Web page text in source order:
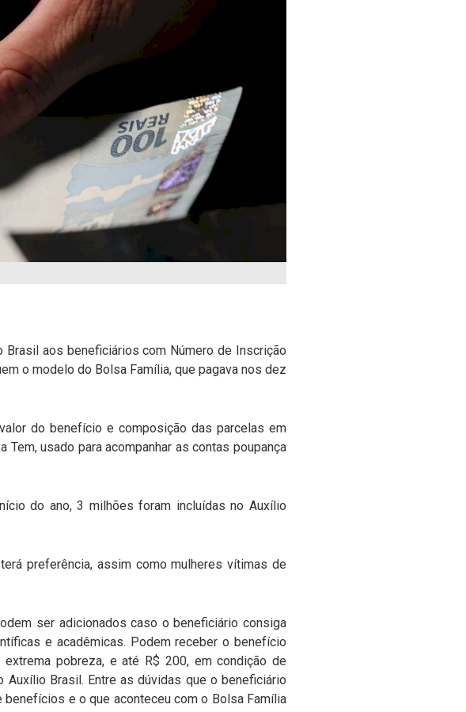
Brasil aos beneficiários com Número de Inscrição
o modelo do Bolsa Família, que pagava nos dez
do benefício e composição das parcelas em
usado para acompanhar as contas poupança
do ano, 3 milhões foram incluídas no Auxílio
preferência, assim como mulheres vítimas de
ser adicionados caso o beneficiário consiga
e acadêmicas. Podem receber o benefício
pobreza, e até R$ 200, em condição de
Brasil. Entre as dúvidas que o beneficiário
e o que aconteceu com o Bolsa Família